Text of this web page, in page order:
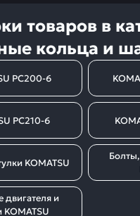
товаров в
кольца и
PC200-6
PC210-6
KOMATSU
двигателя и
KOMATSU